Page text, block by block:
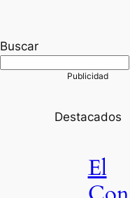
Buscar
Destacados
El